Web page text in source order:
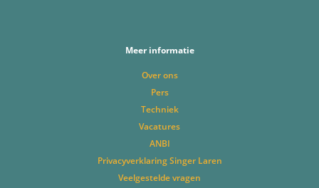
Meer informatie
Over ons
Pers
Techniek
Vacatures
ANBI
Privacyverklaring Singer Laren
Veelgestelde vragen